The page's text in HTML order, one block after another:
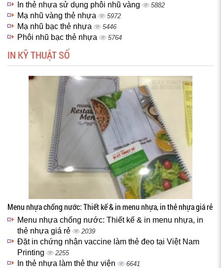
In thẻ nhựa sử dụng phôi nhũ vàng 5882
Mạ nhũ vàng thẻ nhựa 5972
Mạ nhũ bạc thẻ nhựa 5446
Phôi nhũ bạc thẻ nhựa 5764
IN KỸ THUẬT SỐ
Menu nhựa chống nước: Thiết kế & in menu nhựa, in thẻ nhựa giá rẻ
Menu nhựa chống nước: Thiết kế & in menu nhựa, in
thẻ nhựa giá rẻ
2039
Đặt in chứng nhận vaccine làm thẻ đeo tại Việt Nam
Printing
2255
In thẻ nhựa làm thẻ thư viện 6641